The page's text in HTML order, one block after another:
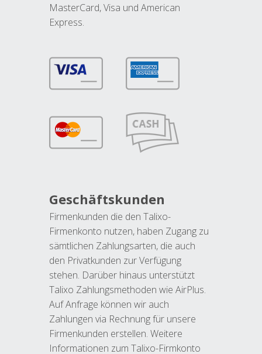
MasterCard, Visa und American
Express.
Geschäftskunden
Firmenkunden die den Talixo-
Firmenkonto nutzen, haben Zugang zu
sämtlichen Zahlungsarten, die auch
den Privatkunden zur Verfügung
stehen. Darüber hinaus unterstützt
Talixo Zahlungsmethoden wie AirPlus.
Auf Anfrage können wir auch
Zahlungen via Rechnung für unsere
Firmenkunden erstellen. Weitere
Informationen zum Talixo-Firmkonto